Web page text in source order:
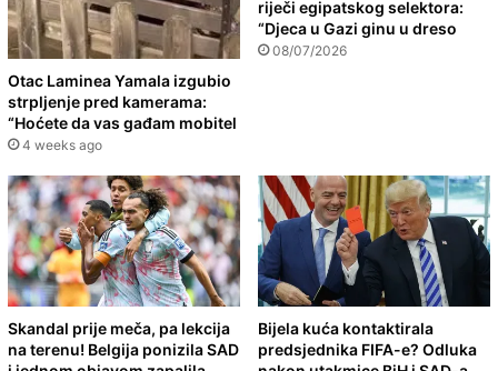
Otac Laminea Yamala izgubio
strpljenje pred kamerama:
“Hoćete da vas gađam mobitel
4 weeks ago
riječi egipatskog selektora:
“Djeca u Gazi ginu u dreso
08/07/2026
Skandal prije meča, pa lekcija
na terenu! Belgija ponizila SAD
Bijela kuća kontaktirala
predsjednika FIFA-e? Odluka